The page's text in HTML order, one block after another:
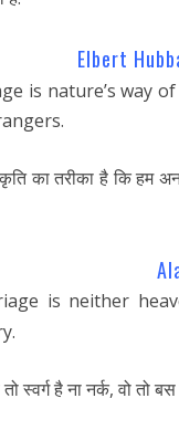
Elbert
is nature’s way
का तरीका है कि हम
is neither
तो स्वर्ग है ना नर्क, वो तो